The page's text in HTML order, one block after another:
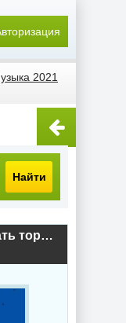
2021
Найти
Electropop 18 (2021) скачать торрент